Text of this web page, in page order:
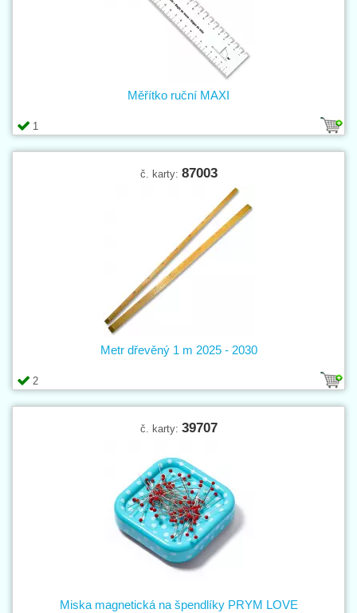
1
Měřítko ruční MAXI
č. karty: 87003
2
Metr dřevěný 1 m 2025 - 2030
č. karty: 39707
Miska magnetická na špendlíky PRYM LOVE